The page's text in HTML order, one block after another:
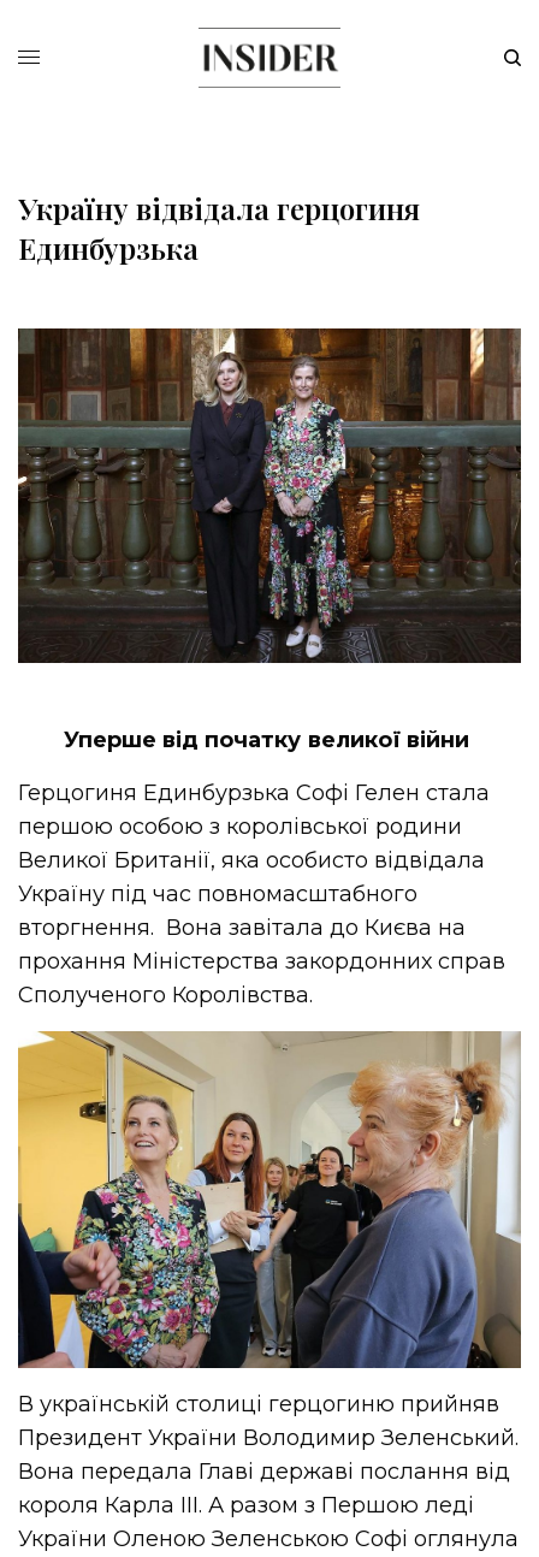
Україну відвідала герцогиня
Единбурзька
Уперше від початку великої війни
Герцогиня Единбурзька Софі Гелен стала
першою особою з королівської родини
Великої Британії, яка особисто відвідала
Україну під час повномасштабного
вторгнення. Вона завітала до Києва на
прохання Міністерства закордонних справ
Сполученого Королівства.
В українській столиці герцогиню прийняв
Президент України Володимир Зеленський.
Вона передала Главі державі послання від
короля Карла ІІІ. А разом з Першою леді
України Оленою Зеленською Софі оглянула